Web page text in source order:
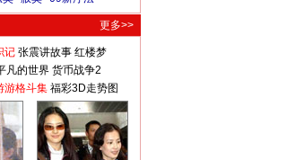
更多>>
记 张震讲故事 红楼梦
凡的世界 货币战争2
游格斗集 福彩3D走势图